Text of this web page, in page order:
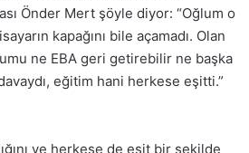
Önder Mert şöyle diyor: “Oğlum o
kapağını bile açamadı. Olan
ne EBA geri getirebilir ne başka
eğitim hani herkese eşitti.”
ve herkese de eşit bir şekilde